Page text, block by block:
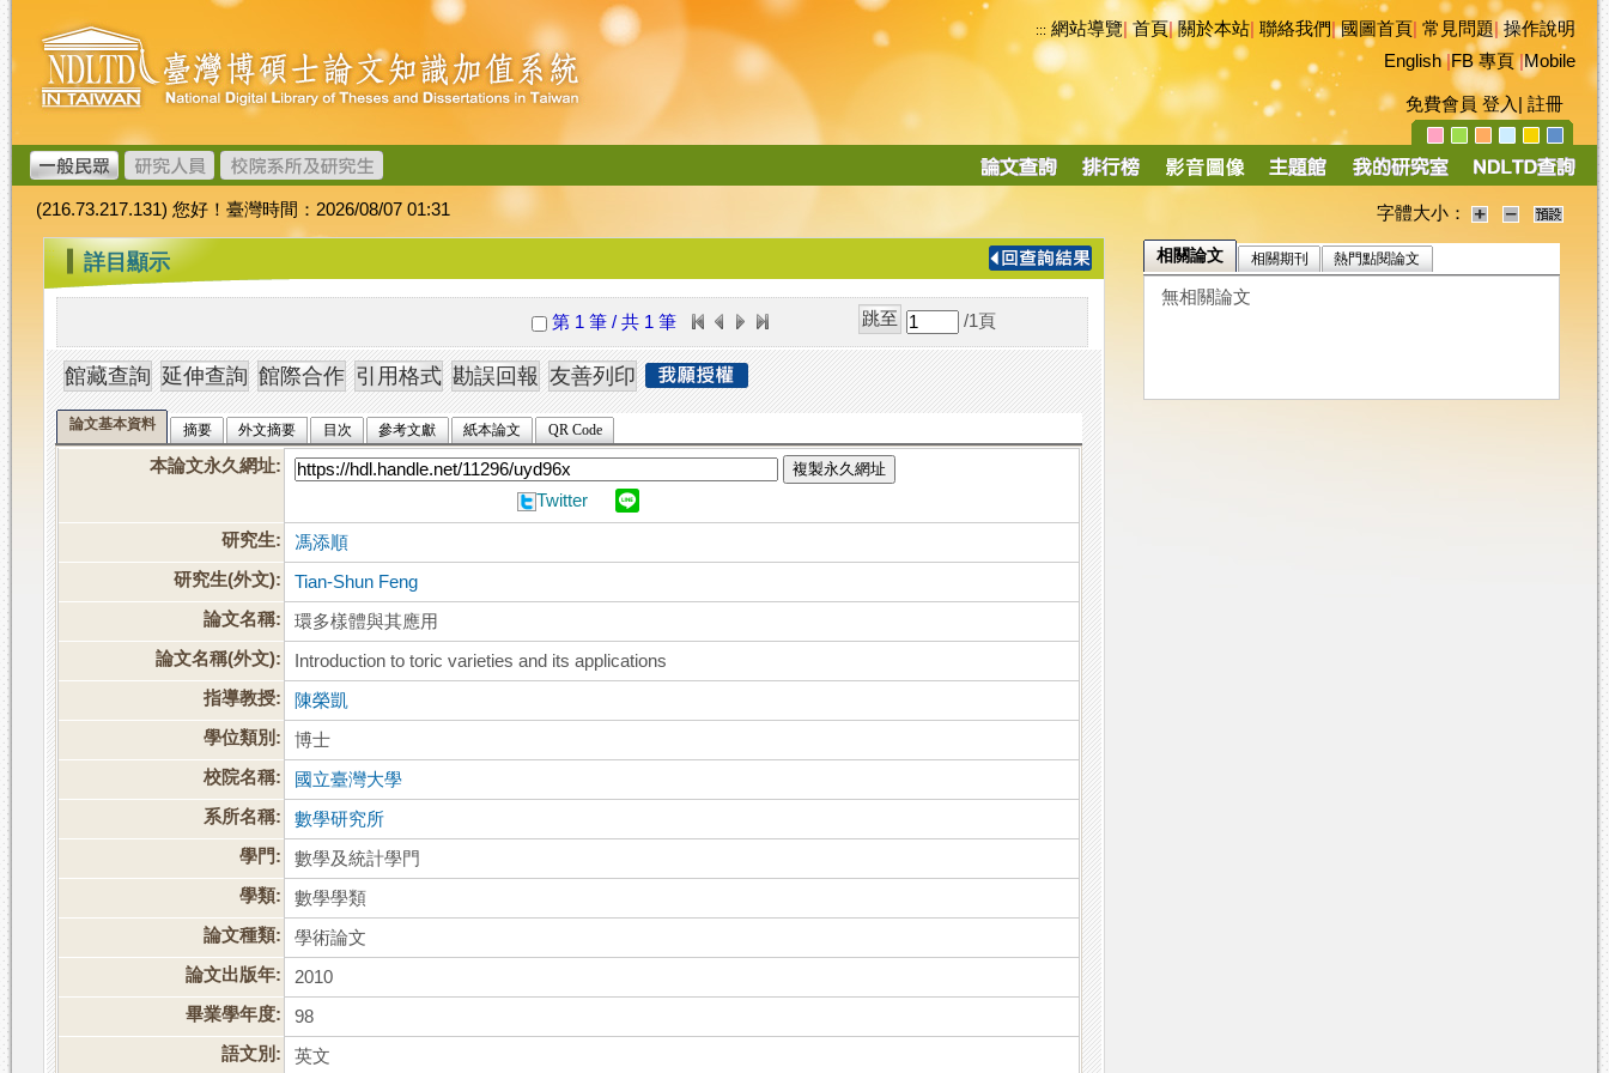
跳
到
主
要
內
容
臺
灣
博
碩
士
論
文
加
值
系
統
::: 網站導覽|首頁|關於本站 聯絡我們|國圖首頁 常見問題|操作說明
English|FB 專頁|Mobile
免費會員 登入 註冊
導
(216.73.217.131) 您好！臺灣時間：2026/08/07 01:31 字體大小：
::: 詳目顯示
第 1 筆 / 共 1 筆 /1 頁
論文基本資料 摘要 外文摘要 目次 參考文獻 紙本論文 QR Code
本論文永久網址: 複製永久網址
Twitter
研究生:
馮添順
研究生(外文):
Tian-Shun Feng
論文名稱:
環多樣體與其應用
論文名稱(外文):
Introduction to toric varieties and its applications
指導教授:
陳榮凱
學位類別:
博士
校院名稱:
國立臺灣大學
系所名稱:
數學研究所
學門:
數學及統計學門
學類:
數學學類
論文種類:
學術論文
論文出版年:
2010
畢業學年度:
98
語文別:
英文
相關論文 相關期刊 熱門點閱論文
無相關論文